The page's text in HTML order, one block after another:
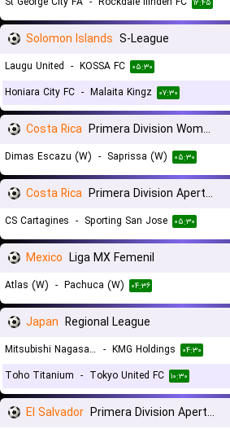
۱۲:۴۵
Solomon Islands S-League
Laugu United - KOSSA FC ۰۵:۳۰
Honiara City FC - Malaita Kingz ۰۷:۳۰
Costa Rica Primera Division Women
Dimas Escazu (W) - Saprissa (W) ۰۵:۳۰
Costa Rica Primera Division Apertura
CS Cartagines - Sporting San Jose ۰۵:۳۰
Mexico Liga MX Femenil
Atlas (W) - Pachuca (W) ۰۴:۳۶
Japan Regional League
Mitsubishi Nagasaki SC - KMG Holdings ۰۴:۳۰
Toho Titanium - Tokyo United FC ۱۰:۳۰
El Salvador Primera Division Apertura